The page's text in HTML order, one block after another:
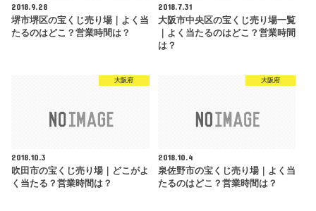
2018.9.28
堺市堺区の宝くじ売り場｜よく当
たるのはどこ？営業時間は？
2018.7.31
大阪市中央区の宝くじ売り場一覧
｜よく当たるのはどこ？営業時間
は？
大阪府
2018.10.3
吹田市の宝くじ売り場｜どこがよ
く当たる？営業時間は？
大阪府
2018.10.4
泉佐野市の宝くじ売り場｜よく当
たるのはどこ？営業時間は？